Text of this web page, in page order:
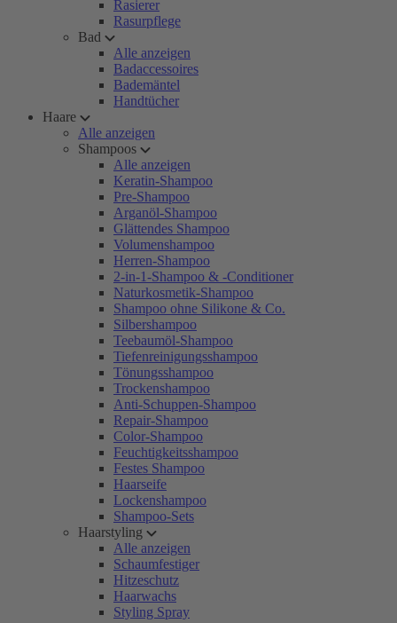
Rasierer
Rasurpflege
Bad
Alle anzeigen
Badaccessoires
Bademäntel
Handtücher
Haare
Alle anzeigen
Shampoos
Alle anzeigen
Keratin-Shampoo
Pre-Shampoo
Arganöl-Shampoo
Glättendes Shampoo
Volumenshampoo
Herren-Shampoo
2-in-1-Shampoo & -Conditioner
Naturkosmetik-Shampoo
Shampoo ohne Silikone & Co.
Silbershampoo
Teebaumöl-Shampoo
Tiefenreinigungsshampoo
Tönungsshampoo
Trockenshampoo
Anti-Schuppen-Shampoo
Repair-Shampoo
Color-Shampoo
Feuchtigkeitsshampoo
Festes Shampoo
Haarseife
Lockenshampoo
Shampoo-Sets
Haarstyling
Alle anzeigen
Schaumfestiger
Hitzeschutz
Haarwachs
Styling Spray